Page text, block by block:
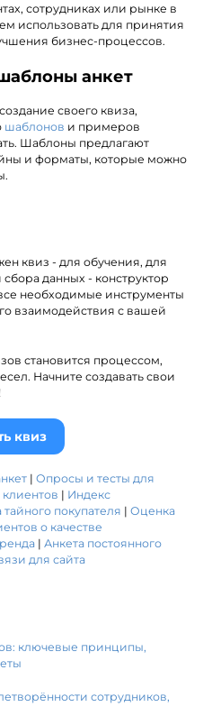
сотрудниках или рынке в
использовать для принятия
бизнес-процессов.
анкет
своего квиза,
шаблонов и примеров
Шаблоны предлагают
и форматы, которые можно
квиз - для обучения, для
данных - конструктор
необходимые инструменты
взаимодействия с вашей
становится процессом,
Начните создавать свои
квиз
|Опросы и тесты для
| Индекс
тайного покупателя |Оценка
о качестве
|Анкета постоянного
для сайта
ключевые принципы,
сотрудников,